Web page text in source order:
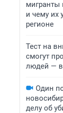
мигранты
и чему их
регионе
Тест на
смогут
людей —
Один
делу об